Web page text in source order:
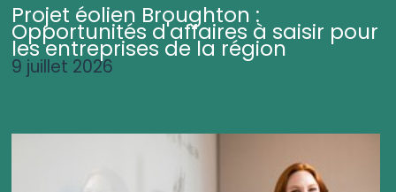
Projet éolien Broughton :
Opportunités d'affaires à saisir pour
les entreprises de la région
9 juillet 2026